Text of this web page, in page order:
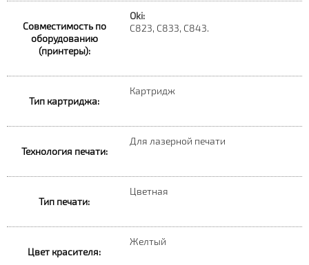
Совместимость по
оборудованию
(принтеры):
Oki:
C823, C833, C843.
Тип картриджа:
Картридж
Технология печати:
Для лазерной печати
Тип печати:
Цветная
Цвет красителя:
Желтый